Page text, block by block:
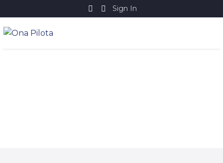
Sign In